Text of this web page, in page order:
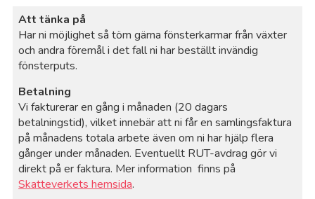
Att tänka på
Har ni möjlighet så töm gärna fönsterkarmar från växter
och andra föremål i det fall ni har beställt invändig
fönsterputs.
Betalning
Vi fakturerar en gång i månaden (20 dagars
betalningstid), vilket innebär att ni får en samlingsfaktura
på månadens totala arbete även om ni har hjälp flera
gånger under månaden. Eventuellt RUT-avdrag gör vi
direkt på er faktura. Mer information finns på
Skatteverkets hemsida.